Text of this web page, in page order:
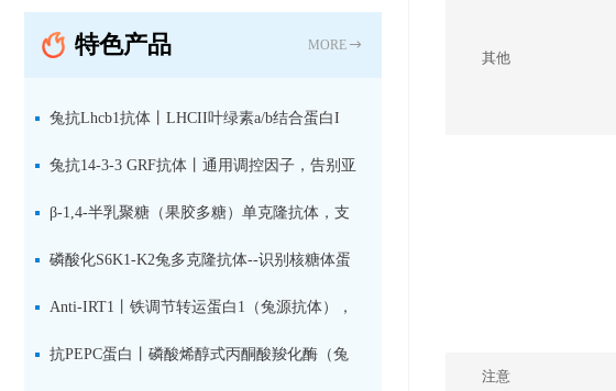
其他
注意
IgG（H+L）二抗 现货
特色产品 MORE
兔抗Lhcb1抗体丨LHCII叶绿素a/b结合蛋白I
型：专检LHCII中含量丰富的捕光蛋白
兔抗14-3-3 GRF抗体丨通用调控因子，告别亚
型选择难题，全面捕获植物信号转导枢纽蛋白
β-1,4-半乳聚糖（果胶多糖）单克隆抗体，支
持植物细胞壁果胶多糖精细结构解析
磷酸化S6K1-K2兔多克隆抗体--识别核糖体蛋
白S6激酶同源蛋白1-2的激活状态
Anti-IRT1丨铁调节转运蛋白1（兔源抗体），
植物铁吸收与微量元素代谢研究的关键工具
抗PEPC蛋白丨磷酸烯醇式丙酮酸羧化酶（兔